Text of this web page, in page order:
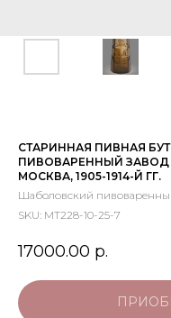
СТАРИННАЯ ПИВНАЯ
ПИВОВАРЕННЫЙ ЗАВОД
МОСКВА, 1905-1914-Й ГГ.
Шаболовский
SKU: МТ228-10-25-7
17000.00 р.